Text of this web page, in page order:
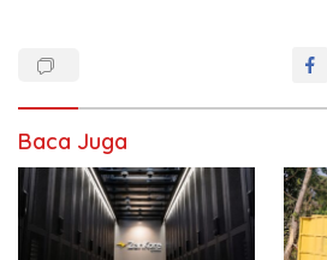
Baca Juga